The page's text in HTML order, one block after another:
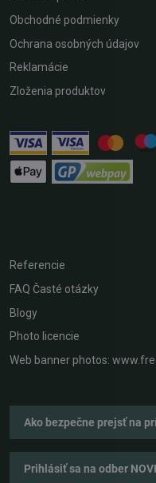
Obchodné podmienky
Ochrana osobných údajov
Reklamácie
Zloženia produktov
Referencie
FAQ Časté otázky
Blogy
Photo licencie
Web banner photos:
Ako bezpečne prejsť na
Prihlásiť sa na odber